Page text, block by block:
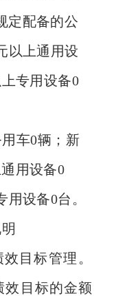
定配备的公
以上通用设
专用设备0
车0辆；新
用设备0
用设备0台 。
效目标管理 。
效目标的金额